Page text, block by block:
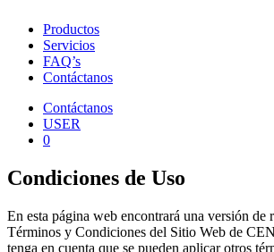
Productos
Servicios
FAQ’s
Contáctanos
Contáctanos
USER
0
Condiciones de Uso
En esta página web encontrará una versión de
Términos y Condiciones del Sitio Web de
tenga en cuenta que se pueden aplicar otros